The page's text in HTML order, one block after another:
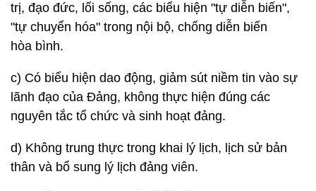
trị, đạo đức, lối sống, các biểu hiện "tự diễn biến",
"tự chuyển hóa" trong nội bộ, chống diễn biến
hòa bình.
c) Có biểu hiện dao động, giảm sút niềm tin vào sự
lãnh đạo của Đảng, không thực hiện đúng các
nguyên tắc tổ chức và sinh hoạt đảng.
d) Không trung thực trong khai lý lịch, lịch sử bản
thân và bổ sung lý lịch đảng viên.